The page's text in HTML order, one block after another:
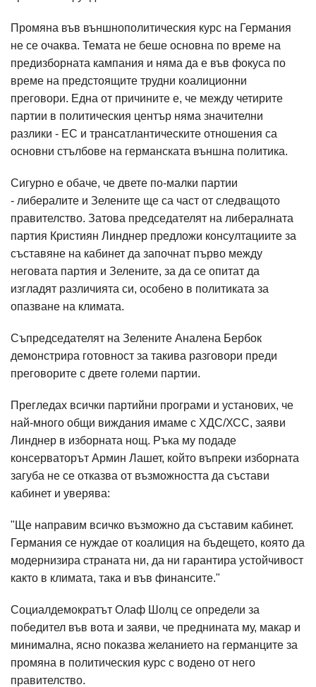
Промяна във външнополитическия курс на Германия
не се очаква. Темата не беше основна по време на
предизборната кампания и няма да е във фокуса по
време на предстоящите трудни коалиционни
преговори. Една от причините е, че между четирите
партии в политическия център няма значителни
разлики - ЕС и трансатлантическите отношения са
основни стълбове на германската външна политика.
Сигурно е обаче, че двете по-малки партии
- либералите и Зелените ще са част от следващото
правителство. Затова председателят на либералната
партия Кристиян Линднер предложи консултациите за
съставяне на кабинет да започнат първо между
неговата партия и Зелените, за да се опитат да
изгладят различията си, особено в политиката за
опазване на климата.
Съпредседателят на Зелените Аналена Бербок
демонстрира готовност за такива разговори преди
преговорите с двете големи партии.
Прегледах всички партийни програми и установих, че
най-много общи виждания имаме с ХДС/ХСС, заяви
Линднер в изборната нощ. Ръка му подаде
консерваторът Армин Лашет, който въпреки изборната
загуба не се отказва от възможността да състави
кабинет и уверява:
"Ще направим всичко възможно да съставим кабинет.
Германия се нуждае от коалиция на бъдещето, която да
модернизира страната ни, да ни гарантира устойчивост
както в климата, така и във финансите."
Социалдемократът Олаф Шолц се определи за
победител във вота и заяви, че преднината му, макар и
минимална, ясно показва желанието на германците за
промяна в политическия курс с водено от него
правителство.